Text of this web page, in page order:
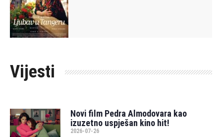
Vijesti
Novi film Pedra Almodovara kao
izuzetno uspješan kino hit!
2026-07-26